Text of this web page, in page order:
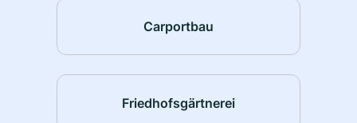
Carportbau
Friedhofsgärtnerei